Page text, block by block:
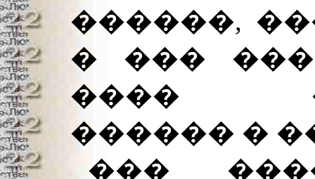
������,
� ���
����
������ �
���